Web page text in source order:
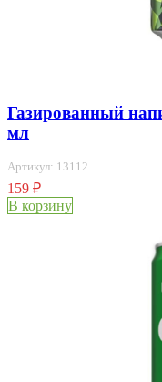
Газированный
мл
Артикул: 13112
159 ₽
В корзину